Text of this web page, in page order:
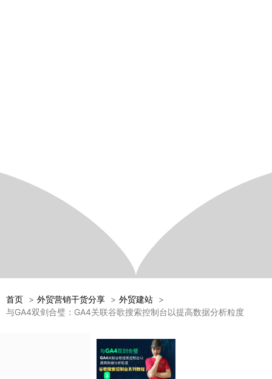
首页 外贸营销干货分享
外贸建站
与GA4双剑合璧：GA4关联谷歌搜索控制台以提高数据分析粒度